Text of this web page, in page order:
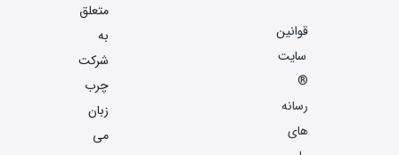
قوانین
سایت
®
رسانه
های
متعلق
به
شرکت
چرب
زبان
می